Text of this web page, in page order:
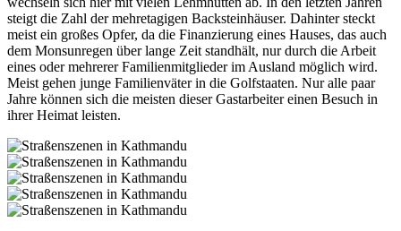
steigt die Zahl der mehretagigen Backsteinhäuser. Dahinter steckt
meist ein großes Opfer, da die Finanzierung eines Hauses, das auch
dem Monsunregen über lange Zeit standhält, nur durch die Arbeit
eines oder mehrerer Familienmitglieder im Ausland möglich wird.
Meist gehen junge Familienväter in die Golfstaaten. Nur alle paar
Jahre können sich die meisten dieser Gastarbeiter einen Besuch in
ihrer Heimat leisten.